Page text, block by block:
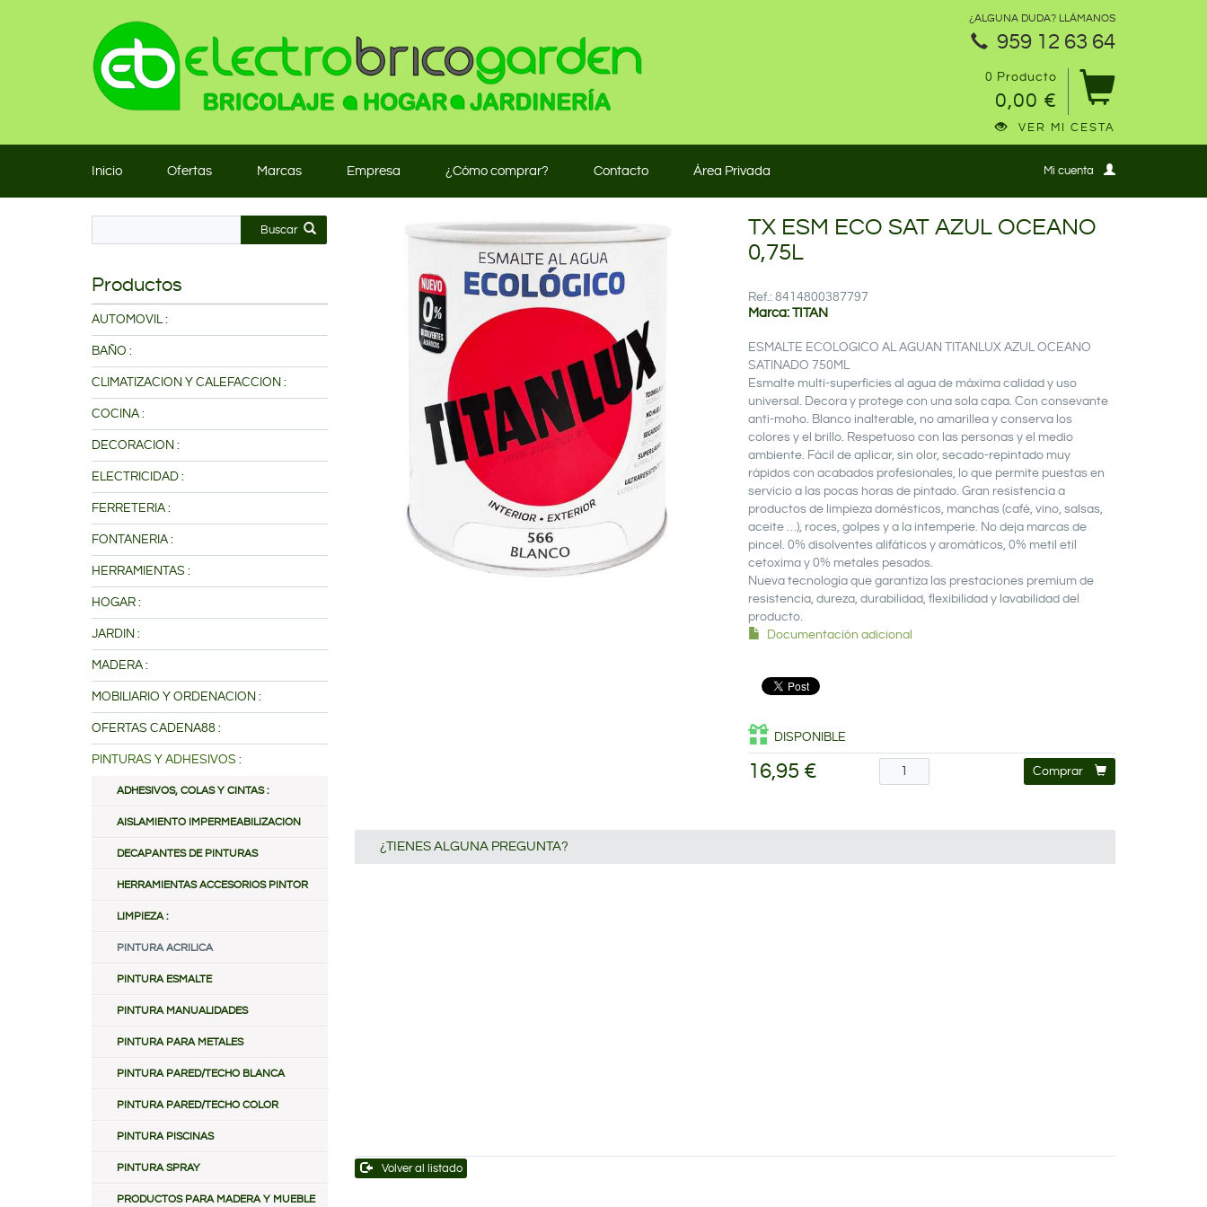
¿ALGUNA DUDA? LLÁMANOS
959 12 63 64
0 Producto
0,00 €
VER MI CESTA
Inicio Ofertas Marcas Empresa ¿Cómo comprar? Contacto Área Privada Mi cuenta
Buscar
Productos
AUTOMOVIL :
BAÑO :
CLIMATIZACION Y CALEFACCION :
COCINA :
DECORACION :
ELECTRICIDAD :
FERRETERIA :
FONTANERIA :
HERRAMIENTAS :
HOGAR :
JARDIN :
MADERA :
MOBILIARIO Y ORDENACION :
OFERTAS CADENA88 :
PINTURAS Y ADHESIVOS :
ADHESIVOS, COLAS Y CINTAS :
AISLAMIENTO IMPERMEABILIZACION
DECAPANTES DE PINTURAS
HERRAMIENTAS ACCESORIOS PINTOR
LIMPIEZA :
PINTURA ACRILICA
PINTURA ESMALTE
PINTURA MANUALIDADES
PINTURA PARA METALES
PINTURA PARED/TECHO BLANCA
PINTURA PARED/TECHO COLOR
PINTURA PISCINAS
PINTURA SPRAY
PRODUCTOS PARA MADERA Y MUEBLE
TX ESM ECO SAT AZUL OCEANO
0,75L
Ref.: 8414800387797
Marca: TITAN
ESMALTE ECOLOGICO AL AGUAN TITANLUX AZUL OCEANO
SATINADO 750ML
Esmalte multi-superficies al agua de máxima calidad y uso
universal. Decora y protege con una sola capa. Con consevante
anti-moho. Blanco inalterable, no amarillea y conserva los
colores y el brillo. Respetuoso con las personas y el medio
ambiente. Fácil de aplicar, sin olor, secado-repintado muy
rápidos con acabados profesionales, lo que permite puestas en
servicio a las pocas horas de pintado. Gran resistencia a
productos de limpieza domésticos, manchas (café, vino, salsas,
aceite …), roces, golpes y a la intemperie. No deja marcas de
pincel. 0% disolventes alifáticos y aromáticos, 0% metil etil
cetoxima y 0% metales pesados.
Nueva tecnología que garantiza las prestaciones premium de
resistencia, dureza, durabilidad, flexibilidad y lavabilidad del
producto.
Documentación adicional
DISPONIBLE
16,95 € Comprar
¿TIENES ALGUNA PREGUNTA?
Volver al listado